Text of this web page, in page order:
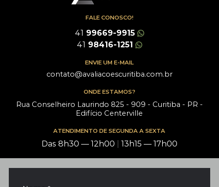
ENVIE UM E-MAIL
contato@avaliacoescuritiba.com.br
ONDE ESTAMOS?
Rua Conselheiro Laurindo 825 - 909 - Curitiba - PR -
Edifício Centerville
FALE CONOSCO!
41 99669-9915
41 98416-1251
ATENDIMENTO DE SEGUNDA A SEXTA
Das 8h30 — 12h00 13h15 — 17h00